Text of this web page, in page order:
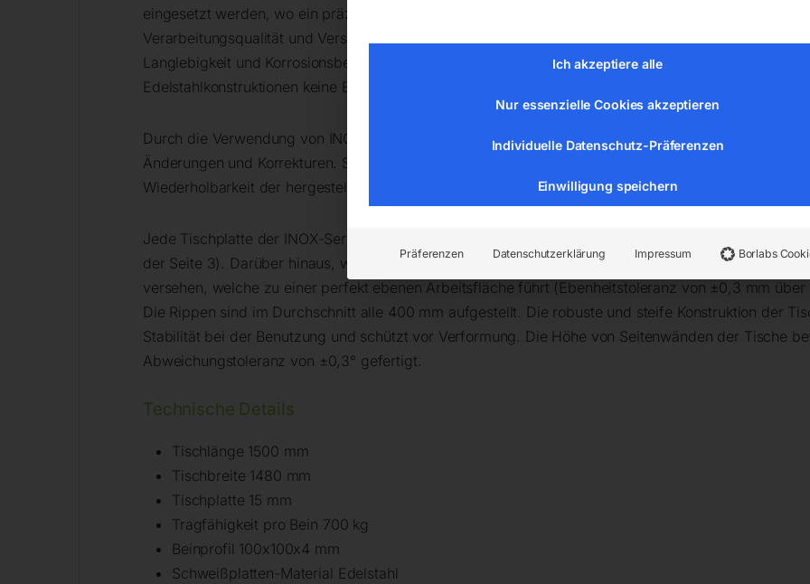
eingesetzt werden, wo ein präzises Schweißen von rostfreiem Stahl erforderlich ist. Die rostfreien
Verarbeitungsqualität und Verschleißfestigkeit gekennzeichnet. Sie sind aus rostfreiem Stahl mit
Langlebigkeit und Korrosionsbeständigkeit versichert. Bei der Arbeit mit Schweißtischen
Edelstahlkonstruktionen keine Eisenausscheidungen und keine Korrosionsausbrüche zu befürchten.
Durch die Verwendung von INOX-Tischen werden Ihre Konstruktionen präzise und genau
Änderungen und Korrekturen. Sie gewährleisten ein
bei
Wiederholbarkeit der hergestellten Konstruktionen.
Jede Tischplatte der INOX-Serie ist mit einer eingravierten Skala ausgeführt (mehr Informationen
der Seite 3). Darüber hinaus, wie bei herkömmlichen Schweißtischen, werden die Tischplatten mit
versehen, welche zu einer perfekt ebenen Arbeitsfläche führt (Ebenheitstoleranz von ±0,3 mm
Die Rippen sind im Durchschnitt alle 400 mm aufgestellt. Die robuste und steife Konstruktion der
Stabilität bei der Benutzung und schützt vor Verformung. Die Höhe von Seitenwänden der Tische
Abweichungstoleranz von ±0,3° gefertigt.
Technische Details
Tischlänge 1500 mm
Tischbreite 1480 mm
Tischplatte 15 mm
Tragfähigkeit pro Bein 700 kg
Beinprofil 100x100x4 mm
Schweißplatten-Material Edelstahl
Ich akzeptiere alle
Nur essenzielle Cookies akzeptieren
Individuelle Datenschutz-Präferenzen
Einwilligung speichern
Präferenzen Datenschutzerklärung Impressum Borlabs